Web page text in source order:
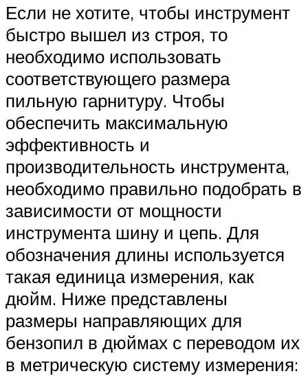
Если не хотите, чтобы инструмент
быстро вышел из строя, то
необходимо использовать
соответствующего размера
пильную гарнитуру. Чтобы
обеспечить максимальную
эффективность и
производительность инструмента,
необходимо правильно подобрать в
зависимости от мощности
инструмента шину и цепь. Для
обозначения длины используется
такая единица измерения, как
дюйм. Ниже представлены
размеры направляющих для
бензопил в дюймах с переводом их
в метрическую систему измерения: